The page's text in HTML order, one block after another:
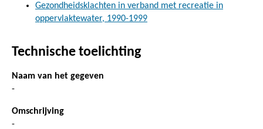
Gezondheidsklachten in verband met recreatie in
oppervlaktewater, 1990-1999
Technische toelichting
Naam van het gegeven
-
Omschrijving
-